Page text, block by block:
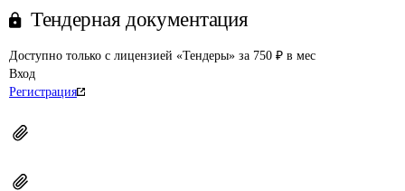
Тендерная документация
Доступно только с лицензией «Тендеры» за 750 ₽ в мес
Вход
Регистрация